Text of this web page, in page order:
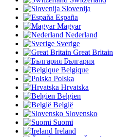
Slovenija
España
Magyar
Nederland
Sverige
Great Britain
България
Belgique
Polska
Hrvatska
Belgien
België
Slovensko
Suomi
Ireland